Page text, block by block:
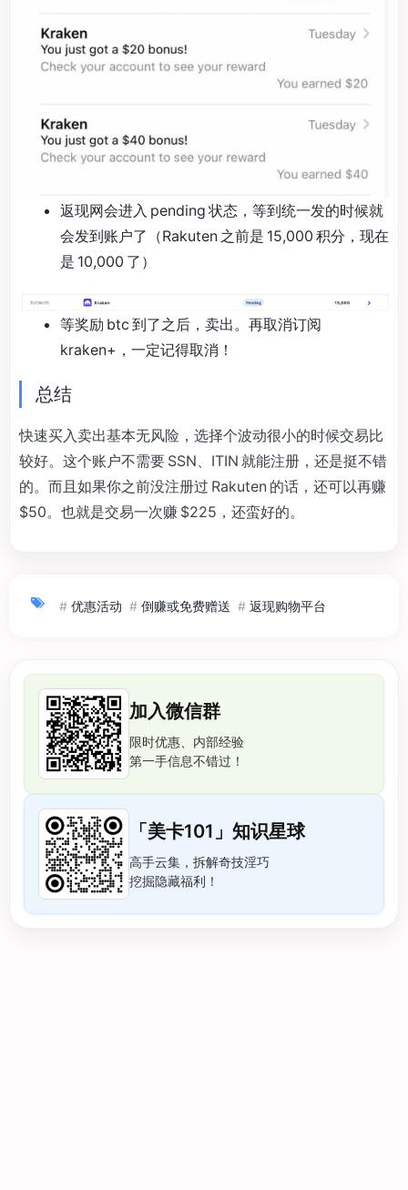
返现网会进入 pending 状态，等到统一发的时候就
会发到账户了（Rakuten 之前是 15,000 积分，现在
是 10,000 了）
等奖励 btc 到了之后，卖出。再取消订阅
kraken+，一定记得取消！
总结
快速买入卖出基本无风险，选择个波动很小的时候交易比
较好。这个账户不需要 SSN、ITIN 就能注册，还是挺不错
的。而且如果你之前没注册过 Rakuten 的话，还可以再赚
$50。也就是交易一次赚 $225，还蛮好的。
# 优惠活动 # 倒赚或免费赠送 # 返现购物平台
加入微信群
限时优惠、内部经验
第一手信息不错过！
「美卡101」知识星球
高手云集，拆解奇技淫巧
挖掘隐藏福利！